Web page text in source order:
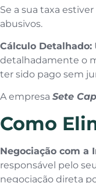
Se a sua taxa
abusivos.
Cálculo Detalhado:
detalhadamente o
ter sido pago sem
A empresa Sete
Como
Negociação com a
responsável pelo
negociação direta